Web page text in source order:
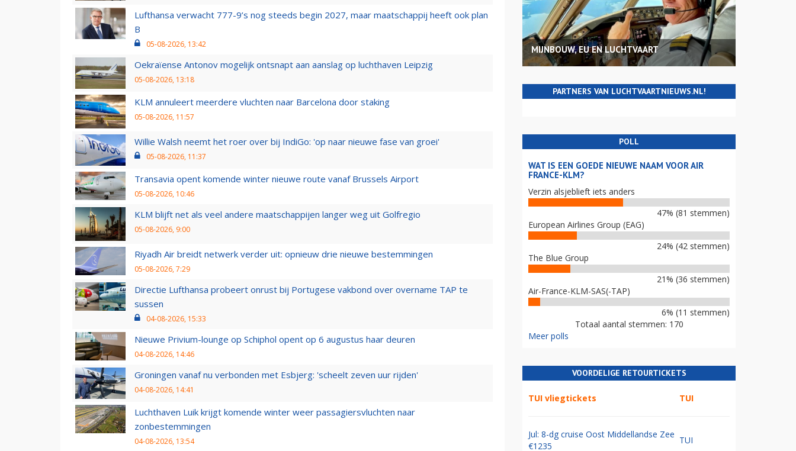
Lufthansa verwacht 777-9’s nog steeds begin 2027, maar maatschappij heeft ook plan
B
05-08-2026, 13:42
Oekraïense Antonov mogelijk ontsnapt aan aanslag op luchthaven Leipzig
05-08-2026, 13:18
KLM annuleert meerdere vluchten naar Barcelona door staking
05-08-2026, 11:57
Willie Walsh neemt het roer over bij IndiGo: 'op naar nieuwe fase van groei'
05-08-2026, 11:37
Transavia opent komende winter nieuwe route vanaf Brussels Airport
05-08-2026, 10:46
KLM blijft net als veel andere maatschappijen langer weg uit Golfregio
05-08-2026, 9:00
Riyadh Air breidt netwerk verder uit: opnieuw drie nieuwe bestemmingen
05-08-2026, 7:29
Directie Lufthansa probeert onrust bij Portugese vakbond over overname TAP te
sussen
04-08-2026, 15:33
Nieuwe Privium-lounge op Schiphol opent op 6 augustus haar deuren
04-08-2026, 14:46
Groningen vanaf nu verbonden met Esbjerg: 'scheelt zeven uur rijden'
04-08-2026, 14:41
Luchthaven Luik krijgt komende winter weer passagiersvluchten naar
zonbestemmingen
04-08-2026, 13:54
MIJNBOUW, EU EN LUCHTVAART
PARTNERS VAN LUCHTVAARTNIEUWS.NL!
POLL
WAT IS EEN GOEDE NIEUWE NAAM VOOR AIR
FRANCE-KLM?
Verzin alsjeblieft iets anders
47% (81 stemmen)
European Airlines Group (EAG)
24% (42 stemmen)
The Blue Group
21% (36 stemmen)
Air-France-KLM-SAS(-TAP)
6% (11 stemmen)
Totaal aantal stemmen: 170
Meer polls
VOORDELIGE RETOURTICKETS
TUI vliegtickets TUI
Jul: 8-dg cruise Oost Middellandse Zee
€1235
TUI